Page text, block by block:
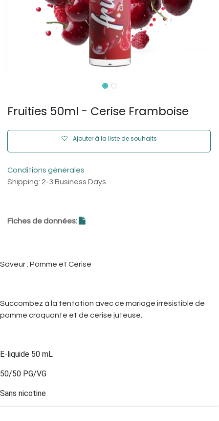
Fruities 50ml - Cerise Framboise
Ajouter à la liste de souhaits
Conditions générales
Shipping: 2-3 Business Days
Fiches de données:
Saveur : Pomme et Cerise
Succombez à la tentation avec ce mariage irrésistible de
pomme croquante et de cerise juteuse.
E-liquide 50 mL
50/50 PG/VG
Sans nicotine